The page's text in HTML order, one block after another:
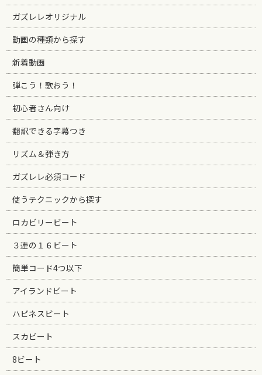
ガズレレオリジナル
動画の種類から探す
新着動画
弾こう！歌おう！
初心者さん向け
翻訳できる字幕つき
リズム＆弾き方
ガズレレ必須コード
使うテクニックから探す
ロカビリービート
３連の１６ビート
簡単コード4つ以下
アイランドビート
ハピネスビート
スカビート
8ビート